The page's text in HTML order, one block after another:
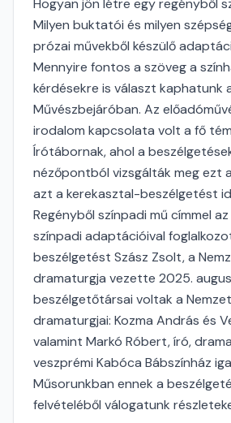
Hogyan jön létre egy regényből
Milyen buktatói és milyen
prózai művekből készülő
Mennyire fontos a szöveg a
kérdésekre is választ kaphatunk
Művészbejáróban. Az
irodalom kapcsolata volt a fő
Írótábornak, ahol a
nézőpontból vizsgálták meg ezt
azt a kerekasztal-beszélgetést
Regényből színpadi mű címmel
színpadi adaptációival
beszélgetést Szász Zsolt, a
dramaturgja vezette 2025.
beszélgetőtársai voltak a
dramaturgjai: Kozma András és
valamint Markó Róbert, író,
veszprémi Kabóca Bábszínház
Műsorunkban ennek a
felvételéből válogatunk